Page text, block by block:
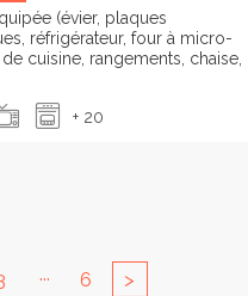
(évier, plaques
réfrigérateur, four à micro-
cuisine, rangements, chaise,
+ 20
... 6 >